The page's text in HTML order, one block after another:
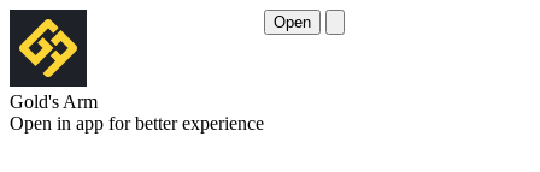
Gold's Arm
Open in app for better experience
Open